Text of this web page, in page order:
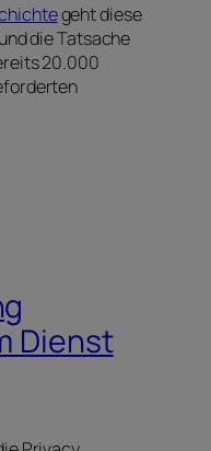
geht diese
die Tatsache
20.000
Dienst